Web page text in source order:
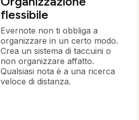
flessibile
Evernote non ti obbliga a
organizzare in un certo modo.
Crea un sistema di taccuini o
non organizzare affatto.
Qualsiasi nota è a una ricerca
veloce di distanza.